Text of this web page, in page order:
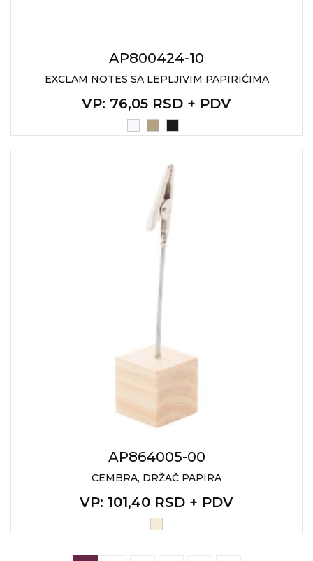
AP800424-10
EXCLAM NOTES SA LEPLJIVIM PAPIRIĆIMA
VP: 76,05 RSD + PDV
AP864005-00
CEMBRA, DRŽAČ PAPIRA
VP: 101,40 RSD + PDV